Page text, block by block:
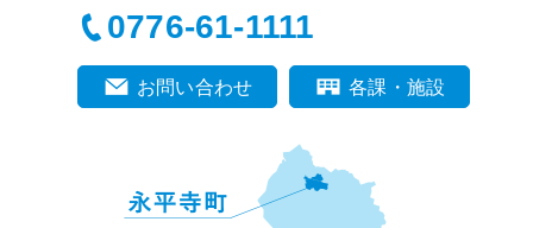
0776-61-1111
お問い合わせ 各課・施設